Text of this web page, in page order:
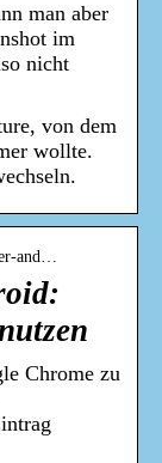
man aber
im
nicht
von dem
wollte.
and…
Chrome zu